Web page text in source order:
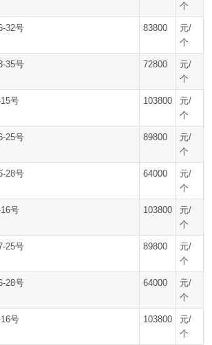
个
32号 83800
元/
个
35号 72800
元/
个
号 103800
元/
个
25号 89800
元/
个
28号 64000
元/
个
号 103800
元/
个
25号 89800
元/
个
28号 64000
元/
个
号 103800
元/
个